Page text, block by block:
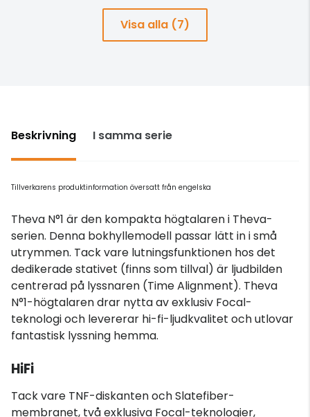
Visa alla (7)
Beskrivning I samma serie
Tillverkarens produktinformation översatt från engelska
Theva N°1 är den kompakta högtalaren i Theva-
serien. Denna bokhyllemodell passar lätt in i små
utrymmen. Tack vare lutningsfunktionen hos det
dedikerade stativet (finns som tillval) är ljudbilden
centrerad på lyssnaren (Time Alignment). Theva
N°1-högtalaren drar nytta av exklusiv Focal-
teknologi och levererar hi-fi-ljudkvalitet och utlovar
fantastisk lyssning hemma.
HiFi
Tack vare TNF-diskanten och Slatefiber-
membranet, två exklusiva Focal-teknologier,